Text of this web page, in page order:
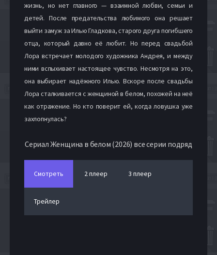
жизнь, но нет главного — взаимной любви, семьи и
детей. После предательства любимого она решает
выйти замуж за Илью Гладкова, старого друга погибшего
отца, который давно её любит. Но перед свадьбой
Лора встречает молодого художника Андрея, и между
ними вспыхивает настоящее чувство. Несмотря на это,
она выбирает надёжного Илью. Вскоре после свадьбы
Лора сталкивается с женщиной в белом, похожей на неё
как отражение. Но кто поверит ей, когда ловушка уже
захлопнулась?
Сериал Женщина в белом (2026) все серии подряд
Смотреть 2 плеер 3 плеер
Трейлер